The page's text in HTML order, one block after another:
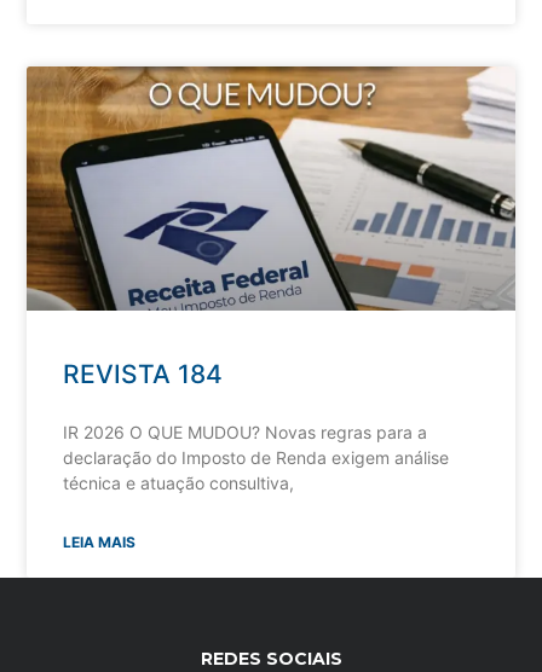
REVISTA 184
IR 2026 O QUE MUDOU? Novas regras para a
declaração do Imposto de Renda exigem análise
técnica e atuação consultiva,
LEIA MAIS
REDES SOCIAIS